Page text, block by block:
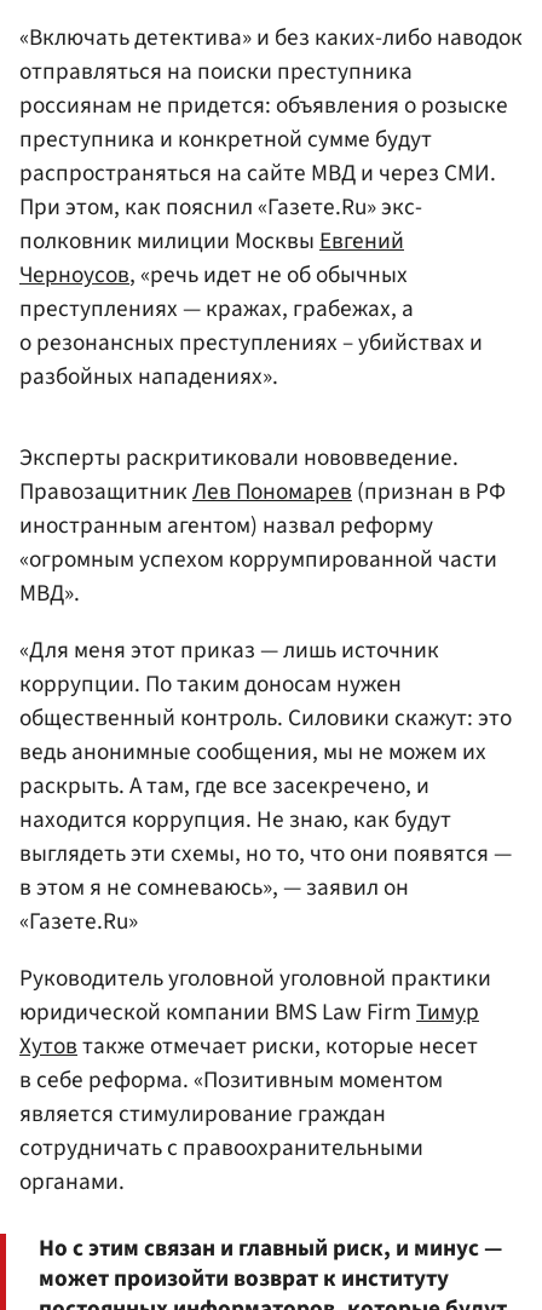
«Включать детектива» и без каких-либо наводок
отправляться на поиски преступника
россиянам не придется: объявления о розыске
преступника и конкретной сумме будут
распространяться на сайте МВД и через СМИ.
При этом, как пояснил «Газете.Ru» экс-
полковник милиции МосквыЕвгений
Черноусов, «речь идет не об обычных
преступлениях — кражах, грабежах, а
о резонансных преступлениях – убийствах и
разбойных нападениях».
Эксперты раскритиковали нововведение.
ПравозащитникЛев Пономарев(признан в РФ
иностранным агентом) назвал реформу
«огромным успехом коррумпированной части
МВД».
«Для меня этот приказ — лишь источник
коррупции. По таким доносам нужен
общественный контроль. Силовики скажут: это
ведь анонимные сообщения, мы не можем их
раскрыть. А там, где все засекречено, и
находится коррупция. Не знаю, как будут
выглядеть эти схемы, но то, что они появятся —
в этом я не сомневаюсь», — заявил он
«Газете.Ru»
Руководитель уголовной уголовной практики
юридической компании BMS Law FirmТимур
Хутовтакже отмечает риски, которые несет
в себе реформа. «Позитивным моментом
является стимулирование граждан
сотрудничать с правоохранительными
органами.
Но с этим связан и главный риск, и минус —
может произойти возврат к институту